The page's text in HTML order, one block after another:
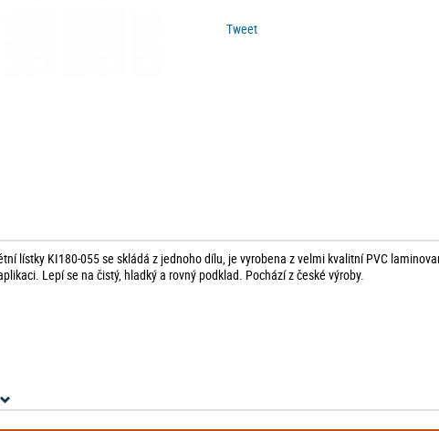
Tweet
lístky KI180-055 se skládá z jednoho dílu, je vyrobena z velmi kvalitní PVC
Lepí se na čistý, hladký a rovný podklad. Pochází z české výroby.